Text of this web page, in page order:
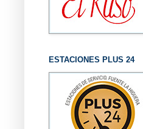
ESTACIONES PLUS 24